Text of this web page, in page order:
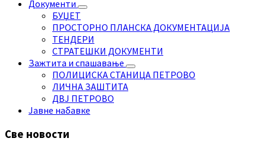
Документи
БУЏЕТ
ПРОСТОРНО ПЛАНСКА ДОКУМЕНТАЦИЈА
ТЕНДЕРИ
СТРАТЕШКИ ДОКУМЕНТИ
Зажтита и спашавање
ПОЛИЦИСКА СТАНИЦА ПЕТРОВО
ЛИЧНА ЗАШТИТА
ДВЈ ПЕТРОВО
Јавне набавке
Све новости